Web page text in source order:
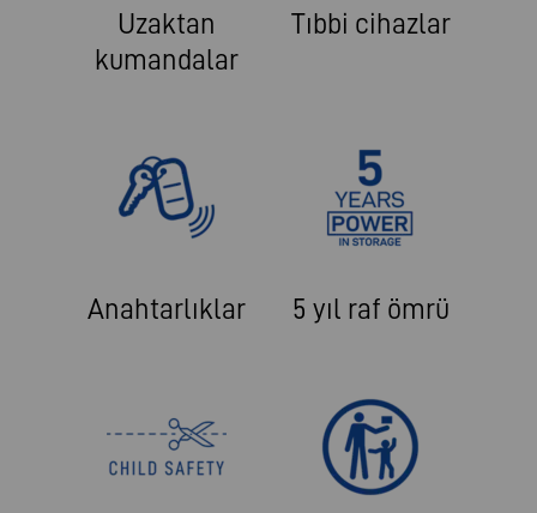
Uzaktan
kumandalar
Tıbbi cihazlar
Anahtarlıklar 5 yıl raf ömrü